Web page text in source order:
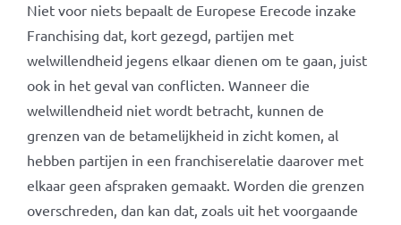
Niet voor niets bepaalt de Europese Erecode inzake
Franchising dat, kort gezegd, partijen met
welwillendheid jegens elkaar dienen om te gaan, juist
ook in het geval van conflicten. Wanneer die
welwillendheid niet wordt betracht, kunnen de
grenzen van de betamelijkheid in zicht komen, al
hebben partijen in een franchiserelatie daarover met
elkaar geen afspraken gemaakt. Worden die grenzen
overschreden, dan kan dat, zoals uit het voorgaande